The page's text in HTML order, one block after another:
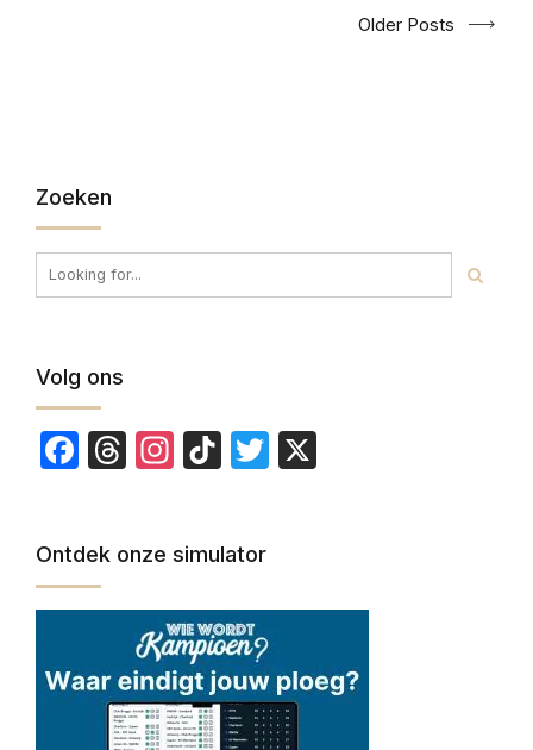
Older Posts
Zoeken
Volg ons
Facebook
Threads
Instagram
TikTokTwitter
Ontdek onze simulator